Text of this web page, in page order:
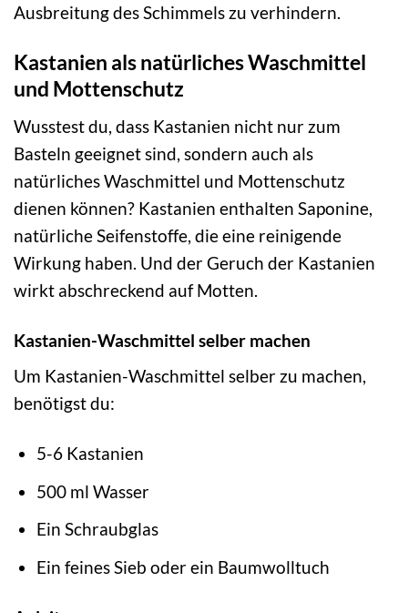
Ausbreitung des Schimmels zu verhindern.
Kastanien als natürliches Waschmittel
und Mottenschutz
Wusstest du, dass Kastanien nicht nur zum
Basteln geeignet sind, sondern auch als
natürliches Waschmittel und Mottenschutz
dienen können? Kastanien enthalten Saponine,
natürliche Seifenstoffe, die eine reinigende
Wirkung haben. Und der Geruch der Kastanien
wirkt abschreckend auf Motten.
Kastanien-Waschmittel selber machen
Um Kastanien-Waschmittel selber zu machen,
benötigst du:
5-6 Kastanien
500 ml Wasser
Ein Schraubglas
Ein feines Sieb oder ein Baumwolltuch